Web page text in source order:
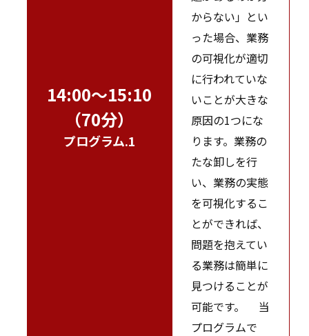
14:00～15:10
（70分）
プログラム.1
からない」とい
った場合、業務
の可視化が適切
に行われていな
いことが大きな
原因の1つにな
ります。業務の
たな卸しを行
い、業務の実態
を可視化するこ
とができれば、
問題を抱えてい
る業務は簡単に
見つけることが
可能です。 当
プログラムで